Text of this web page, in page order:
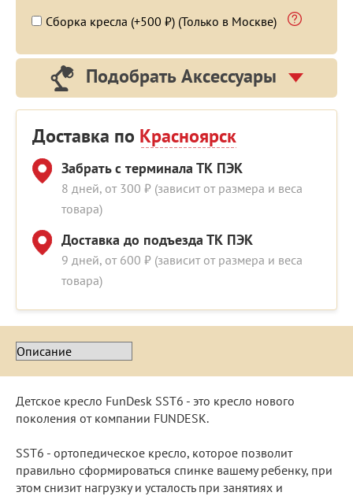
Сборка кресла (+500 ₽) (Только в Москве)
Подобрать Аксессуары
Доставка по Красноярск
Забрать с терминала ТК ПЭК
8 дней, от 300 ₽ (зависит от размера и веса
товара)
Доставка до подъезда ТК ПЭК
9 дней, от 600 ₽ (зависит от размера и веса
товара)
Детское кресло FunDesk SST6 - это кресло нового
поколения от компании FUNDESK.
SST6 - ортопедическое кресло, которое позволит
правильно сформироваться спинке вашему ребенку, при
этом снизит нагрузку и усталость при занятиях и